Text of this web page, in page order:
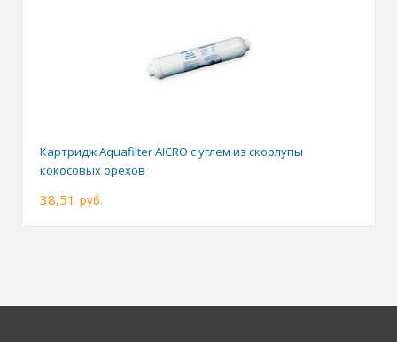
Картридж Aquafilter AICRO с углем из скорлупы
кокосовых орехов
38,51 руб.